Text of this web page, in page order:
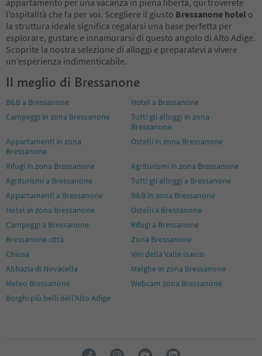
l’ospitalità che fa per voi. Scegliere il giusto Bressanone hotel o
la struttura ideale significa regalarsi una base perfetta per
esplorare, gustare e innamorarsi di questo angolo di Alto Adige.
Scoprite la nostra selezione di alloggi e preparatevi a vivere
un’esperienza indimenticabile.
Il meglio di Bressanone
B&B a Bressanone
Hotel a Bressanone
Campeggi in zona Bressanone
Tutti gli alloggi in zona
Bressanone
Appartamenti in zona
Bressanone
Ostelli in zona Bressanone
Rifugi in zona Bressanone
Agriturismi in zona Bressanone
Agriturismi a Bressanone
Tutti gli alloggi a Bressanone
Appartamenti a Bressanone
B&B in zona Bressanone
Hotel in zona Bressanone
Ostelli a Bressanone
Campeggi a Bressanone
Rifugi a Bressanone
Bressanone città
Zona Bressanone
Chiusa
Vini della Valle Isarco
Abbazia di Novacella
Malghe in zona Bressanone
Meteo Bressanone
Webcam zona Bressanone
Borghi più belli dell'Alto Adige